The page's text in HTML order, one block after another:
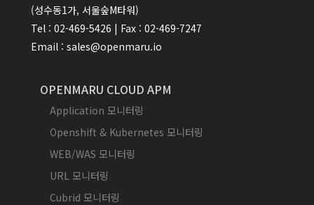
(성수동1가, 서울숲M타워)
Tel : 02-469-5426 | Fax : 02-469-7247
Email : sales@openmaru.io
OPENMARU CLOUD APM
Application 모니터링
Openshift & Kubernetes 모니터링
WEB/WAS 모니터링
URL 모니터링
Cubrid 모니터링